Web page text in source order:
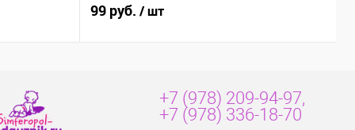
99 руб. / шт
+7 (978) 209-94-97,
+7 (978) 336-18-70